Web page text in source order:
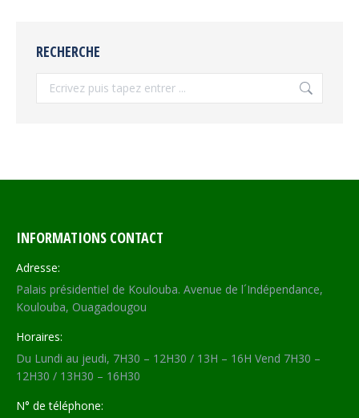
RECHERCHE
INFORMATIONS CONTACT
Adresse:
Palais présidentiel de Koulouba. Avenue de l´Indépendance,
Koulouba, Ouagadougou
Horaires:
Du Lundi au jeudi, 7H30 – 12H30 / 13H – 16H Vend 7H30 –
12H30 / 13H30 – 16H30
N° de téléphone: